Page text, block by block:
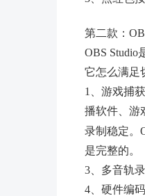
第二款：
OBS Studio
它怎么满足
1、游戏捕
播软件、游
录制稳定。
是完整的。
3、多音轨
4、硬件编